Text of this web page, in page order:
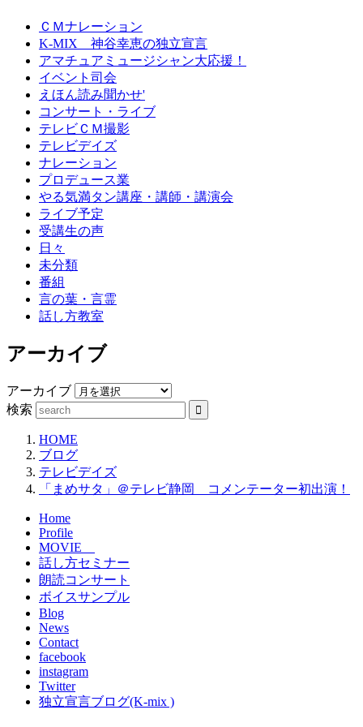
ＣＭナレーション
K-MIX 神谷幸恵の独立宣言
アマチュアミュージシャン大応援！
イベント司会
えほん読み聞かせ'
コンサート・ライブ
テレビＣＭ撮影
テレビデイズ
ナレーション
プロデュース業
やる気満タン講座・講師・講演会
ライブ予定
受講生の声
日々
未分類
番組
言の葉・言霊
話し方教室
アーカイブ
アーカイブ
検索
HOME
ブログ
テレビデイズ
「まめサタ」＠テレビ静岡 コメンテーター初出演！
Home
Profile
MOVIE
話し方セミナー
朗読コンサート
ボイスサンプル
Blog
News
Contact
facebook
instagram
Twitter
独立宣言ブログ(K-mix )